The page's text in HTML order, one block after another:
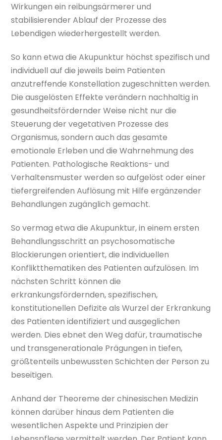
Wirkungen ein reibungsärmerer und
stabilisierender Ablauf der Prozesse des
Lebendigen wiederhergestellt werden.
So kann etwa die Akupunktur höchst spezifisch und
individuell auf die jeweils beim Patienten
anzutreffende Konstellation zugeschnitten werden.
Die ausgelösten Effekte verändern nachhaltig in
gesundheitsfördernder Weise nicht nur die
Steuerung der vegetativen Prozesse des
Organismus, sondern auch das gesamte
emotionale Erleben und die Wahrnehmung des
Patienten. Pathologische Reaktions- und
Verhaltensmuster werden so aufgelöst oder einer
tiefergreifenden Auflösung mit Hilfe ergänzender
Behandlungen zugänglich gemacht.
So vermag etwa die Akupunktur, in einem ersten
Behandlungsschritt an psychosomatische
Blockierungen orientiert, die individuellen
Konfliktthematiken des Patienten aufzulösen. Im
nächsten Schritt können die
erkrankungsfördernden, spezifischen,
konstitutionellen Defizite als Wurzel der Erkrankung
des Patienten identifiziert und ausgeglichen
werden. Dies ebnet den Weg dafür, traumatische
und transgenerationale Prägungen in tiefen,
größtenteils unbewussten Schichten der Person zu
beseitigen.
Anhand der Theoreme der chinesischen Medizin
können darüber hinaus dem Patienten die
wesentlichen Aspekte und Prinzipien der